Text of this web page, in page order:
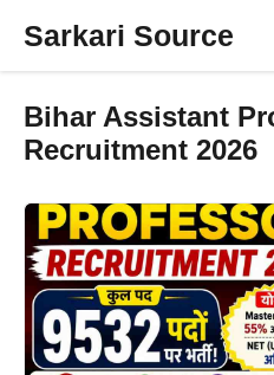
Sarkari Source
Bihar Assistant
Recruitment 2026